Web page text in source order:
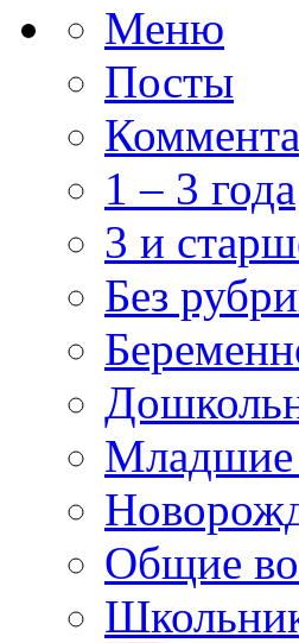
Меню
Посты
1 – 3 года
3 и
Без
Младшие
Общие